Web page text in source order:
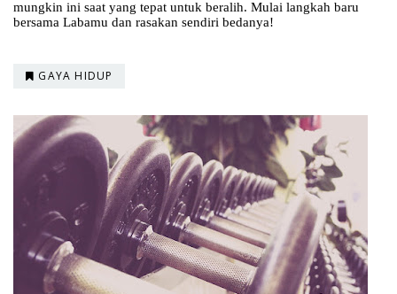
mungkin ini saat yang tepat untuk beralih. Mulai langkah baru
bersama Labamu dan rasakan sendiri bedanya!
GAYA HIDUP